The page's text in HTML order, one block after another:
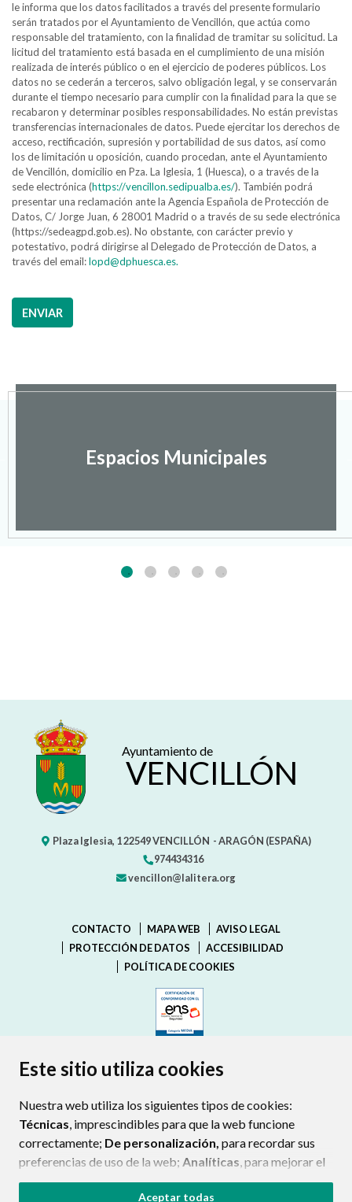
Este sitio utiliza cookies
Nuestra web utiliza los siguientes tipos de cookies:
Técnicas, imprescindibles para que la web funcione
correctamente; De personalización, para recordar sus
preferencias de uso de la web; Analíticas, para mejorar el
funcionamiento de la web y sus servicios.
Aceptar todas
le informa que los datos facilitados a través del presente formulario
serán tratados por el Ayuntamiento de Vencillón, que actúa como
responsable del tratamiento, con la finalidad de tramitar su solicitud. La
licitud del tratamiento está basada en el cumplimiento de una misión
realizada de interés público o en el ejercicio de poderes públicos. Los
datos no se cederán a terceros, salvo obligación legal, y se conservarán
durante el tiempo necesario para cumplir con la finalidad para la que se
recabaron y determinar posibles responsabilidades. No están previstas
transferencias internacionales de datos. Puede ejercitar los derechos de
acceso, rectificación, supresión y portabilidad de sus datos, así como
los de limitación u oposición, cuando procedan, ante el Ayuntamiento
de Vencillón, domicilio en Pza. La Iglesia, 1 (Huesca), o a través de la
sede electrónica (https://vencillon.sedipualba.es/). También podrá
presentar una reclamación ante la Agencia Española de Protección de
Datos, C/ Jorge Juan, 6 28001 Madrid o a través de su sede electrónica
(https://sedeagpd.gob.es). No obstante, con carácter previo y
potestativo, podrá dirigirse al Delegado de Protección de Datos, a
través del email:lopd@dphuesca.es.
ENVIAR
Espacios Municipales
Ayuntamiento de
VENCILLÓN
Plaza Iglesia, 122549VENCILLÓN - ARAGÓN (ESPAÑA)
974434316
vencillon@lalitera.org
CONTACTO MAPA WEB
AVISO LEGAL
PROTECCIÓN DE DATOS
ACCESIBILIDAD
POLÍTICA DE COOKIES